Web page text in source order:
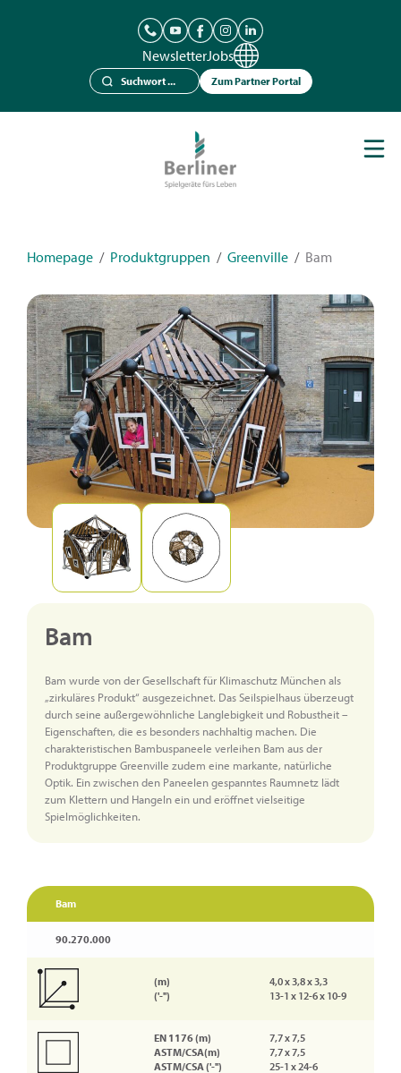
NewsletterJobs
Zum Partner Portal
Kontakt
Homepage / Produktgruppen / Greenville / Bam
Bam
Bam wurde von der Gesellschaft für Klimaschutz München als
„zirkuläres Produkt“ ausgezeichnet. Das Seilspielhaus überzeugt
durch seine außergewöhnliche Langlebigkeit und Robustheit –
Eigenschaften, die es besonders nachhaltig machen. Die
charakteristischen Bambuspaneele verleihen Bam aus der
Produktgruppe Greenville zudem eine markante, natürliche
Optik. Ein zwischen den Paneelen gespanntes Raumnetz lädt
zum Klettern und Hangeln ein und eröffnet vielseitige
Spielmöglichkeiten.
Bam
90.270.000
(m)
('-'')
4,0 x 3,8 x 3,3
13-1 x 12-6 x 10-9
EN 1176 (m)
ASTM/CSA(m)
ASTM/CSA ('-'')
7,7 x 7,5
7,7 x 7,5
25-1 x 24-6